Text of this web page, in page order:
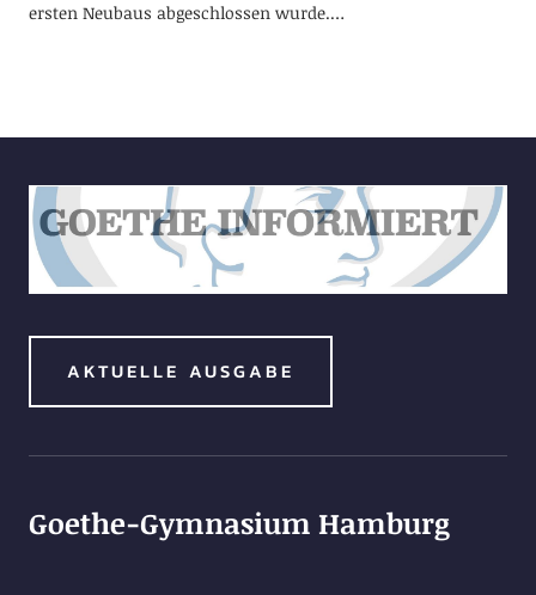
ersten Neubaus abgeschlossen wurde.…
AKTUELLE AUSGABE
Goethe-Gymnasium Hamburg